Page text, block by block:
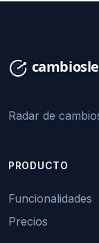
Radar de
PRODUCTO
Funcionalidades
Precios